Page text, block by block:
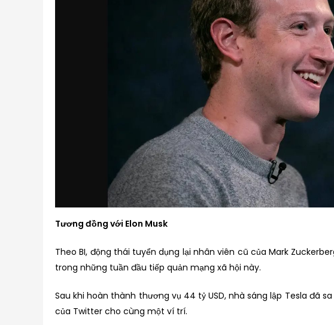
Tương đồng với Elon Musk
Theo BI, động thái tuyển dụng lại nhân viên cũ của Mark
trong những tuần đầu tiếp quản mạng xã hội này.
Sau khi hoàn thành thương vụ 44 tỷ USD, nhà sáng lập Tesla đã
của Twitter cho cùng một ví trí.